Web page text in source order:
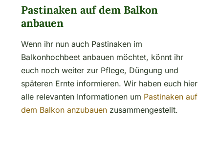
Pastinaken auf dem Balkon
anbauen
Wenn ihr nun auch Pastinaken im
Balkonhochbeet anbauen möchtet, könnt ihr
euch noch weiter zur Pflege, Düngung und
späteren Ernte informieren. Wir haben euch hier
alle relevanten Informationen um Pastinaken auf
dem Balkon anzubauenzusammengestellt.